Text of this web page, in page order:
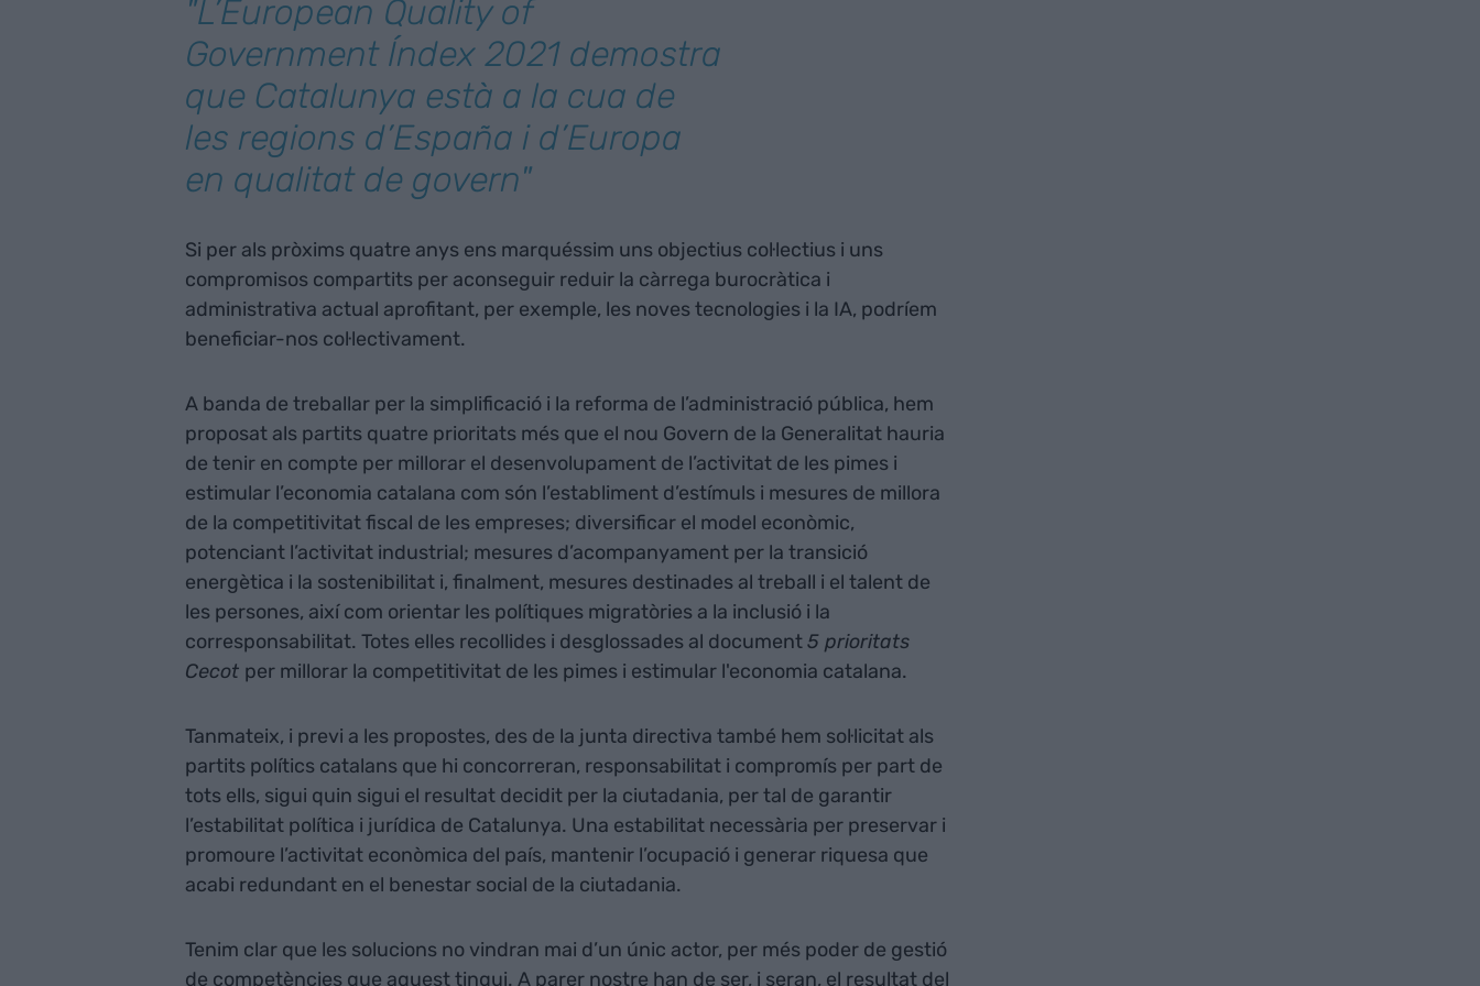
"L’European Quality of
Government Índex 2021demostra
que Catalunya està a la cua de
les regions d’España i d’Europa
en qualitat de govern"
Si per als pròxims quatre anys ens marquéssim uns objectius col·lectius i uns
compromisos compartits per aconseguir reduir la càrrega burocràtica i
administrativa actual aprofitant, per exemple, les noves tecnologies i la IA, podríem
beneficiar-nos col·lectivament.
A banda de treballar per la simplificació i la reforma de l’administració pública, hem
proposat als partits quatre prioritats més que el nou Govern de la Generalitat hauria
de tenir en compte per millorar el desenvolupament de l’activitat de les pimes i
estimular l’economia catalana com són l’establiment d’estímuls i mesures de millora
de la competitivitat fiscal de les empreses; diversificar el model econòmic,
potenciant l’activitat industrial; mesures d’acompanyament per la transició
energètica i la sostenibilitat i, finalment, mesures destinades al treball i el talent de
les persones, així com orientar les polítiques migratòries a la inclusió i la
corresponsabilitat. Totes elles recollides i desglossades al document5 prioritats
Cecot per millorar la competitivitat de les pimes i estimular l'economia catalana.
Tanmateix, i previ a les propostes, des de la junta directiva també hem sol·licitat als
partits polítics catalans que hi concorreran, responsabilitat i compromís per part de
tots ells, sigui quin sigui el resultat decidit per la ciutadania, per tal de garantir
l’estabilitat política i jurídica de Catalunya. Una estabilitat necessària per preservar i
promoure l’activitat econòmica del país, mantenir l’ocupació i generar riquesa que
acabi redundant en el benestar social de la ciutadania.
Tenim clar que les solucions no vindran mai d’un únic actor, per més poder de gestió
de competències que aquest tingui. A parer nostre han de ser, i seran, el resultat del